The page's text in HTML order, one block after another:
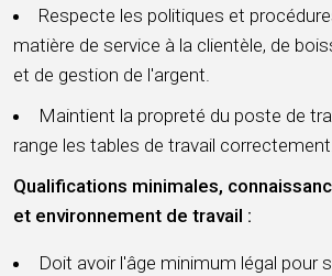
Respecte les politiques et
matière de service à la clientèle, de
et de gestion de l'argent.
Maintient la propreté du poste de
range les tables de travail correctement.
Qualifications minimales,
et environnement de travail :
Doit avoir l'âge minimum légal pour